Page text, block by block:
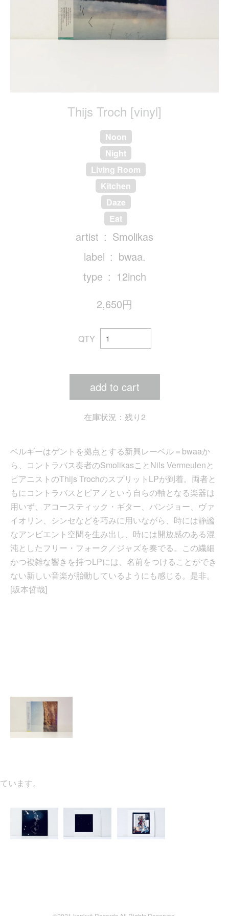
Thijs Troch [vinyl]
Noon
Night
Living Room
Kitchen
Daze
Eat
artist
Smolikas
label
bwaa.
type
12inch
2,650円
QTY
add to cart
在庫状況：残り2
ベルギーはゲントを拠点とする新興レーベル＝bwaaか
ら、コントラバス奏者のSmolikasことNils Vermeulenと
ピアニストのThijs TrochのスプリットLPが到着。両者と
もにコントラバスとピアノという自らの軸となる楽器は
用いず、アコースティック・ギター、バンジョー、ヴァ
イオリン、シンセなどを巧みに用いながら、時には静謐
なアンビエント空間を生み出し、時には開放感のある混
沌としたフリー・フォーク／ジャズを奏でる。この繊細
かつ複雑な響きを持つLPには、名前をつけることができ
ない新しい音楽が胎動しているようにも感じる。是非。
[坂本哲哉]
ます。